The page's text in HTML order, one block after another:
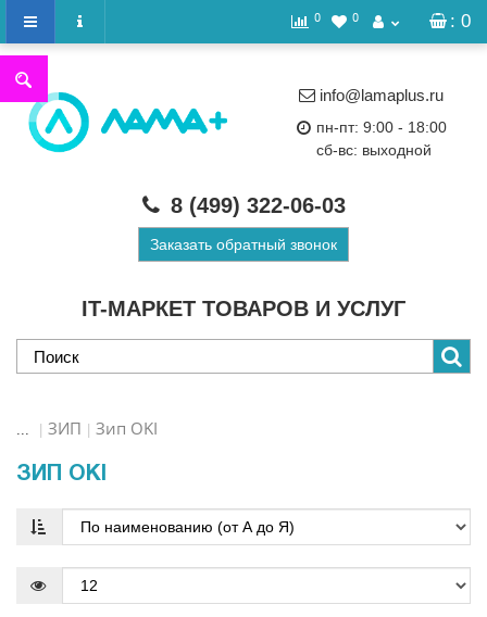
: 0
0 0
IT-МАРКЕТ ТОВАРОВ И УСЛУГ
info@lamaplus.ru
пн-пт: 9:00 - 18:00
сб-вс: выходной
8 (499) 322-06-03
Заказать обратный звонок
... ЗИП Зип OKI
ЗИП OKI